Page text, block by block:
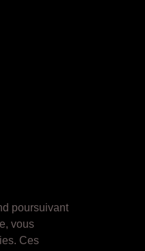
poursuivant
vous
Ces